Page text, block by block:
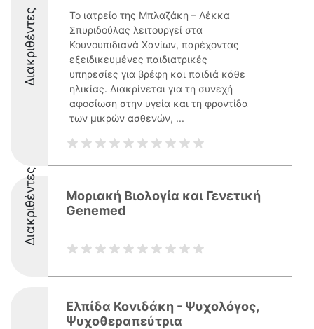
Διακριθέντες
Το ιατρείο της Μπλαζάκη – Λέκκα
Σπυριδούλας λειτουργεί στα
Κουνουπιδιανά Χανίων, παρέχοντας
εξειδικευμένες παιδιατρικές
υπηρεσίες για βρέφη και παιδιά κάθε
ηλικίας. Διακρίνεται για τη συνεχή
αφοσίωση στην υγεία και τη φροντίδα
των μικρών ασθενών, ...
Διακριθέντες
Μοριακή Βιολογία και Γενετική
Genemed
Ελπίδα Κονιδάκη - Ψυχολόγος,
Ψυχοθεραπεύτρια